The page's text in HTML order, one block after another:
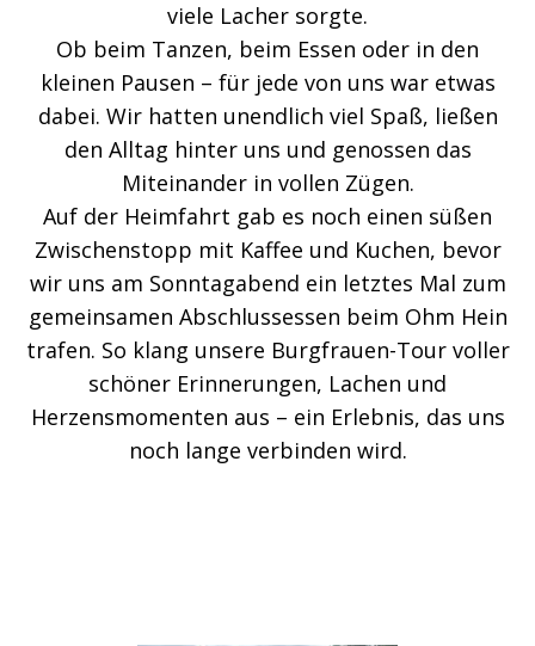
viele Lacher sorgte.
Ob beim Tanzen, beim Essen oder in den
kleinen Pausen – für jede von uns war etwas
dabei. Wir hatten unendlich viel Spaß, ließen
den Alltag hinter uns und genossen das
Miteinander in vollen Zügen.
Auf der Heimfahrt gab es noch einen süßen
Zwischenstopp mit Kaffee und Kuchen, bevor
wir uns am Sonntagabend ein letztes Mal zum
gemeinsamen Abschlussessen beim Ohm Hein
trafen. So klang unsere Burgfrauen-Tour voller
schöner Erinnerungen, Lachen und
Herzensmomenten aus – ein Erlebnis, das uns
noch lange verbinden wird.